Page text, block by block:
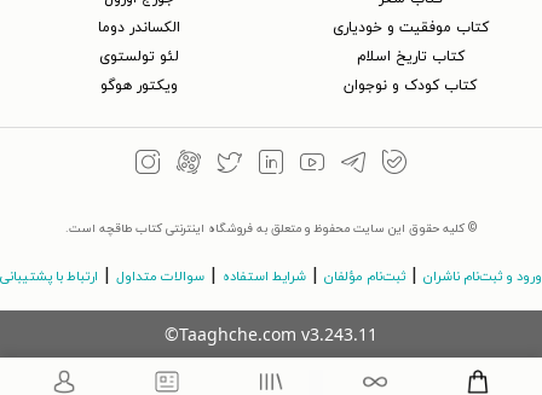
کتاب موفقیت و خودیاری
کتاب تاریخ اسلام
کتاب کودک و نوجوان
الکساندر دوما
لئو تولستوی
ویکتور هوگو
© کلیه حقوق این سایت محفوظ و متعلق به فروشگاه اینترنتی کتاب طاقچه است.
ورود و ثبت‌نام ناشران ثبت‌نام مؤلفان شرایط استفاده سوالات متداول ارتباط با پشتیبانی
©Taaghche.com v3.243.11